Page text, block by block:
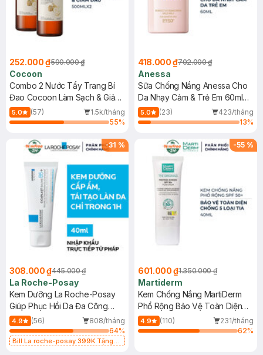
252.000 ₫590.000 ₫
Cocoon
Combo 2 Nước Tẩy Trang Bí
Đao Cocoon Làm Sạch & Giảm
Dầu 500ml
5.0 (57)
1.5k/tháng
55%
418.000 ₫702.000 ₫
Anessa
Sữa Chống Nắng Anessa Cho
Da Nhạy Cảm & Trẻ Em 60ml
(Mới)
5.0 (23)
423/tháng
13%
-31 %
308.000 ₫445.000 ₫
La Roche-Posay
Kem Dưỡng La Roche-Posay
Giúp Phục Hồi Da Đa Công
Dụng 40ml
4.9 (56)
808/tháng
64%
Bill La roche-posay 399K Tặng
-55 %
601.000 ₫1.350.000 ₫
Martiderm
Kem Chống Nắng MartiDerm
Phổ Rộng Bảo Vệ Toàn Diện
40ml
4.9 (110)
231/tháng
62%